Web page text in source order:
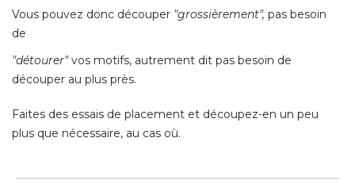
Vous pouvez donc découper "grossièrement", pas besoin
de
"détourer"vos motifs, autrement dit pas besoin de
découper au plus près.
Faites des essais de placement et découpez-en un peu
plus que nécessaire, au cas où.